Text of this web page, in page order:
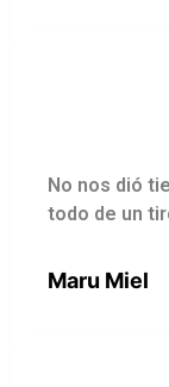
No nos dió
todo de un
Maru Miel